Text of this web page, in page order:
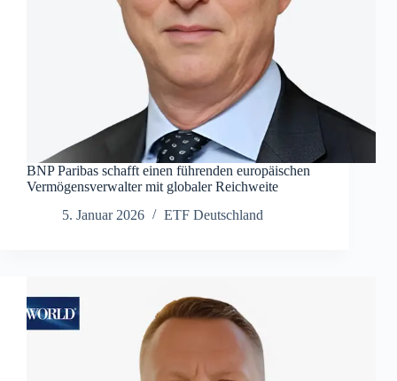
BNP Paribas schafft einen führenden europäischen
Vermögensverwalter mit globaler Reichweite
5. Januar 2026
ETF Deutschland